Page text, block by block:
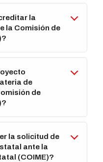
la
la Comisión de
de
de
la solicitud de
ante la
(COIME)?